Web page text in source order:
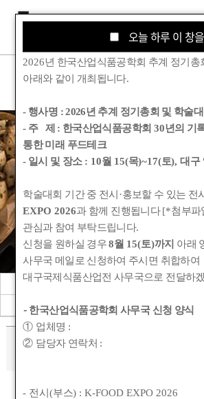
학회소식
Korean Society for Food
공지사항
회원동정
작성자 :관리자 작성일 :2023-12-
오늘 하루 이 창
오늘 하루 이 창
2026년 한국산업식품공학회 추계 정기총
아래와 같이 개최됩니다.
- 행사명 :2026년 추계 정기총회 및 학술대
- 주 제 : 한국산업식품공학회 30년의 기
통한 미래 푸드테크
- 일시 및 장소 : 10월 15(목)~17(토),대구
학술대회 기간 중 전시 ·홍보할 수 있는 전
EXPO 2026과 함께 진행됩니다[*첨부파
관심과 참여 부탁드립니다.
신청을 원하실 경우8월 15(토)까지 아래
사무국 메일로 신청하여 주시면 취합하여
대구국제식품산업전 사무국으로 전달하
- 한국산업식품공학회 사무국 신청 양식
① 업체명 :
② 담당자 연락처 :
- 전시(부스) : K-FOOD EXPO 2026